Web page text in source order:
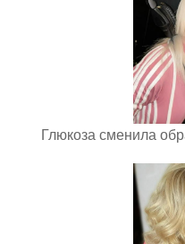
Глюкоза сменила